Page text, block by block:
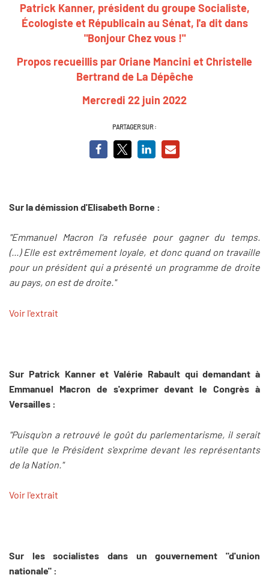
Patrick Kanner, président du groupe Socialiste,
Écologiste et Républicain au Sénat, l'a dit dans
"Bonjour Chez vous !"
Propos recueillis par Oriane Mancini et Christelle
Bertrand de La Dépêche
Mercredi 22 juin 2022
PARTAGER SUR :
Sur la démission d'Elisabeth Borne :
"Emmanuel Macron l'a refusée pour gagner du temps.
(...) Elle est extrêmement loyale, et donc quand on travaille
pour un président qui a présenté un programme de droite
au pays, on est de droite."
Voir l'extrait
Sur Patrick Kanner et Valérie Rabault qui demandant à
Emmanuel Macron de s'exprimer devant le Congrès à
Versailles :
"Puisqu'on a retrouvé le goût du parlementarisme, il serait
utile que le Président s'exprime devant les représentants
de la Nation."
Voir l'extrait
Sur les socialistes dans un gouvernement "d'union
nationale" :